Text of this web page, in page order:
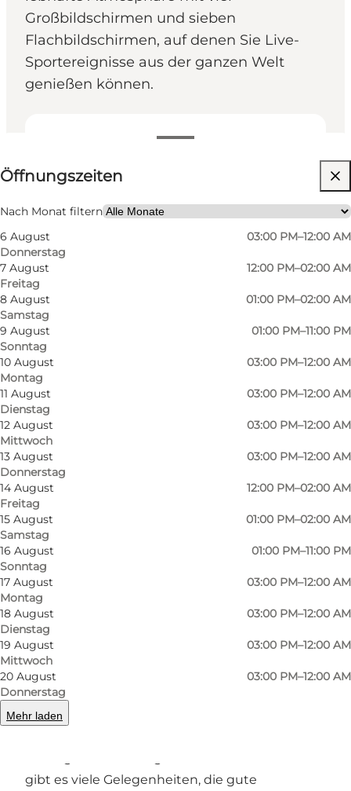
Großbildschirmen und sieben
Flachbildschirmen, auf denen Sie Live-
Sportereignisse aus der ganzen Welt
genießen können.
Öffnungszeiten anzeigen
Öffnungszeiten
Nach Monat filtern
6 August
Donnerstag
03:00 PM–12:00 AM
7 August
Freitag
12:00 PM–02:00 AM
8 August
Samstag
01:00 PM–02:00 AM
9 August
Sonntag
01:00 PM–11:00 PM
10 August
Montag
03:00 PM–12:00 AM
11 August
Dienstag
03:00 PM–12:00 AM
12 August
Mittwoch
03:00 PM–12:00 AM
13 August
Donnerstag
03:00 PM–12:00 AM
14 August
Freitag
12:00 PM–02:00 AM
15 August
Samstag
01:00 PM–02:00 AM
16 August
Sonntag
01:00 PM–11:00 PM
17 August
Montag
03:00 PM–12:00 AM
18 August
Dienstag
03:00 PM–12:00 AM
19 August
Mittwoch
03:00 PM–12:00 AM
20 August
Donnerstag
03:00 PM–12:00 AM
Mehr laden
Website besuchen
Freunde
Die Kneipe verfügt über eine beeindruckende
Sammlung von über 60 Spezialbieren, was sie
zu einem idealen Ort für Bierliebhaber macht.
Mit kostenlosem WLAN und
Studentenrabatten von Montag bis Freitag ist
Kick Off Sportspub auch bei Studierenden sehr
beliebt.
Neben Sportveranstaltungen organisiert Kick
Off Sportspub auch eine Vielzahl von
aufregenden Aktivitäten wie Dart, Würfelspiele
und verschiedene andere Spiele. Die Kneipe ist
bekannt für ihre Themenabende, bei denen
unter anderem die Tour de France, die Fußball-
Europameisterschaft und andere große
Sportereignisse übertragen werden.
Mit Öffnungszeiten von 15:00 Uhr bis
gibt es viele Gelegenheiten, die gute